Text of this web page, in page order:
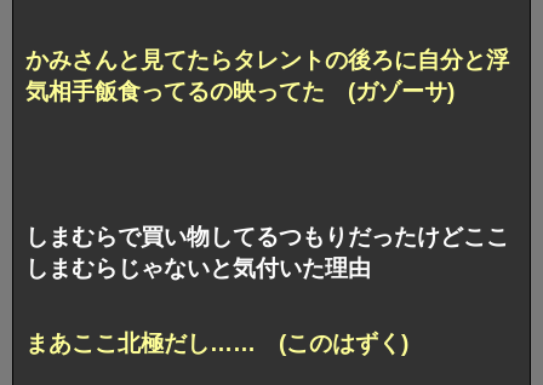
かみさんと見てたらタレントの後ろに自分と浮
気相手飯食ってるの映ってた (ガゾーサ)
しまむらで買い物してるつもりだったけどここ
しまむらじゃないと気付いた理由
まあここ北極だし…… (このはずく)